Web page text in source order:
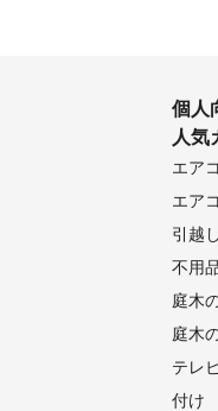
個人
人気
エア
エア
引越し
不用
庭木
庭木
テレ
付け